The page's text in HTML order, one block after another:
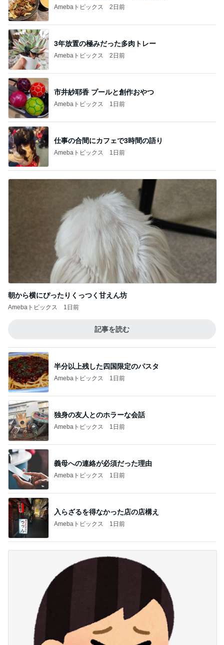
Amebaトピックス 2日前
3年放置の極みだった多肉トレー
Amebaトピックス 2日前
市井紗耶香 プールと創作おやつ
Amebaトピックス 1日前
仕事の合間にカフェで3時間の語り
Amebaトピックス 1日前
朝から横にぴったりくっつく甘えん坊
Amebaトピックス 1日前
記事を読む
半分以上残した四国限定のパスタ
Amebaトピックス 1日前
独身の友人とのホラーな会話
Amebaトピックス 1日前
義母への連絡が必須だった理由
Amebaトピックス 1日前
入らざるを得なかった店の店構え
Amebaトピックス 1日前